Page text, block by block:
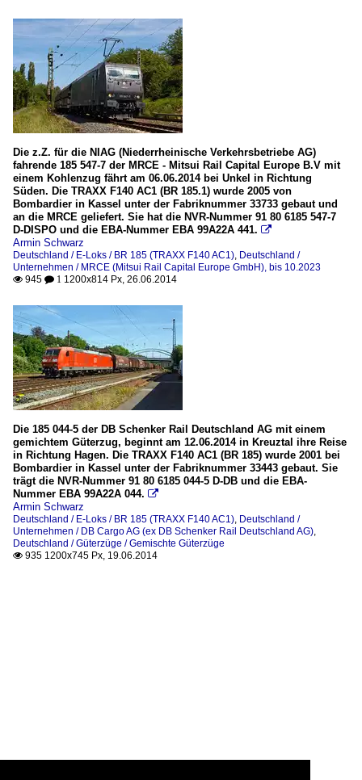
Die z.Z. für die NIAG (Niederrheinische Verkehrsbetriebe AG)
fahrende 185 547-7 der MRCE - Mitsui Rail Capital Europe B.V mit
einem Kohlenzug fährt am 06.06.2014 bei Unkel in Richtung
Süden. Die TRAXX F140 AC1 (BR 185.1) wurde 2005 von
Bombardier in Kassel unter der Fabriknummer 33733 gebaut und
an die MRCE geliefert. Sie hat die NVR-Nummer 91 80 6185 547-7
D-DISPO und die EBA-Nummer EBA 99A22A 441. 
Armin Schwarz
Deutschland / E-Loks / BR 185 (TRAXX F140 AC1), Deutschland /
Unternehmen / MRCE (Mitsui Rail Capital Europe GmbH), bis 10.2023
 945  1 1200x814 Px, 26.06.2014
Die 185 044-5 der DB Schenker Rail Deutschland AG mit einem
gemichtem Güterzug, beginnt am 12.06.2014 in Kreuztal ihre Reise
in Richtung Hagen. Die TRAXX F140 AC1 (BR 185) wurde 2001 bei
Bombardier in Kassel unter der Fabriknummer 33443 gebaut. Sie
trägt die NVR-Nummer 91 80 6185 044-5 D-DB und die EBA-
Nummer EBA 99A22A 044. 
Armin Schwarz
Deutschland / E-Loks / BR 185 (TRAXX F140 AC1), Deutschland /
Unternehmen / DB Cargo AG (ex DB Schenker Rail Deutschland AG),
Deutschland / Güterzüge / Gemischte Güterzüge
 935 1200x745 Px, 19.06.2014